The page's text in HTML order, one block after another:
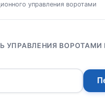
управления воротами
УПРАВЛЕНИЯ ВОРОТАМИ